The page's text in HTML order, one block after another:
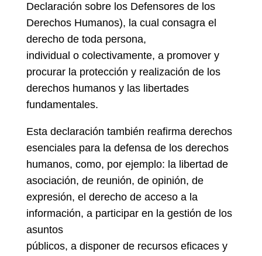
Declaración sobre los Defensores de los
Derechos Humanos), la cual consagra el
derecho de toda persona,
individual o colectivamente, a promover y
procurar la protección y realización de los
derechos humanos y las libertades
fundamentales.
Esta declaración también reafirma derechos
esenciales para la defensa de los derechos
humanos, como, por ejemplo: la libertad de
asociación, de reunión, de opinión, de
expresión, el derecho de acceso a la
información, a participar en la gestión de los
asuntos
públicos, a disponer de recursos eficaces y